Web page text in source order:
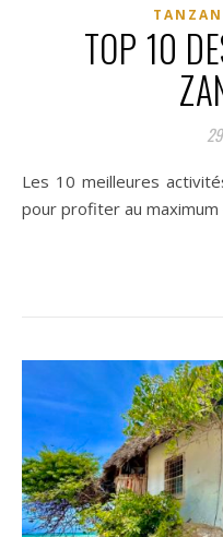
TOP 10
Les 10 meilleures activités à faire absolument à Zanzibar
pour profiter au